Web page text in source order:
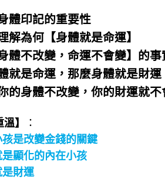
體印記的重要性
解為何【身體就是命運】
體不改變，命運不會變】的事
就是命運，那麼身體就是財運
的身體不改變，你的財運就不
】
：
是改變金錢的關鍵
顯化的內在小孩
財運